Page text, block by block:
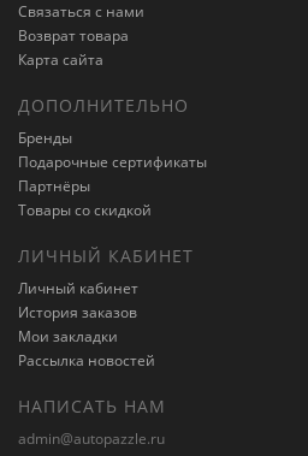
Связаться с нами
Возврат товара
Карта сайта
ДОПОЛНИТЕЛЬНО
Бренды
Подарочные сертификаты
Партнёры
Товары со скидкой
ЛИЧНЫЙ КАБИНЕТ
Личный кабинет
История заказов
Мои закладки
Рассылка новостей
НАПИСАТЬ НАМ
admin@autopazzle.ru